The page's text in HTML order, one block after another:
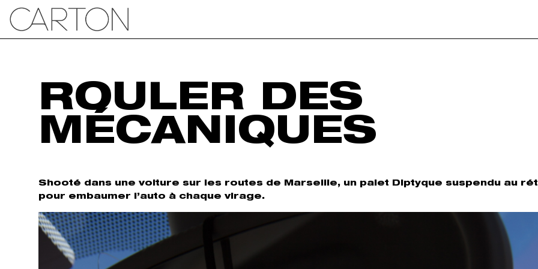
ROULER DES
MÉCANIQUES
Shooté dans une voiture sur les routes de Marseille, un palet Diptyque suspendu au
pour embaumer l’auto à chaque virage.